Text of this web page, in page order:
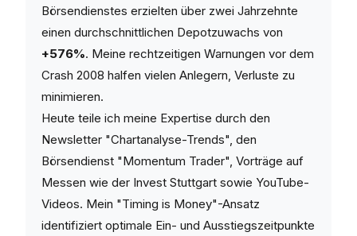
Börsendienstes erzielten über zwei Jahrzehnte
einen durchschnittlichen Depotzuwachs von
+576%. Meine rechtzeitigen Warnungen vor dem
Crash 2008 halfen vielen Anlegern, Verluste zu
minimieren.
Heute teile ich meine Expertise durch den
Newsletter "Chartanalyse-Trends", den
Börsendienst "Momentum Trader", Vorträge auf
Messen wie der Invest Stuttgart sowie YouTube-
Videos. Mein "Timing is Money"-Ansatz
identifiziert optimale Ein- und Ausstiegszeitpunkte